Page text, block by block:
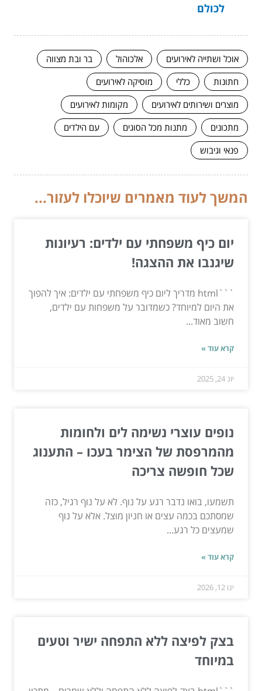
לכולם
אוכל ושתייה לאירועים אלכוהול
בר ובת מצווה
חתונות
כללי
מוסיקה לאירועים
מוצרים ושירותים לאירועים
מקומות לאירועים
מתכונים
מתנות מכל הסוגים
עם הילדים
פנאי וגיבוש
המשך לעוד מאמרים שיוכלו לעזור...
יום כיף משפחתי עם ילדים: רעיונות
שיגנבו את ההצגה!
```html מדריך ליום כיף משפחתי עם ילדים: איך להפוך
את היום למיוחד? כשמדובר על משפחות עם ילדים,
חשוב מאוד...
קרא עוד »
יונ 24, 2025
נופים עוצרי נשימה לים ולחומות
מהמרפסת של הצימר בעכו – התענוג
שכל חופשה צריכה
תשמעו, בואו נדבר רגע על נוף. לא על נוף רגיל, כזה
שמסתכם בכמה עצים או חניון מוצל. אלא על נוף
שמעצים כל רגע...
קרא עוד »
ינו 12, 2026
בצק לפיצה ללא התפחה ישיר וטעים
במיוחד